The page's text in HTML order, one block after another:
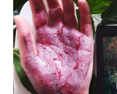
ÜBER
TERMINE